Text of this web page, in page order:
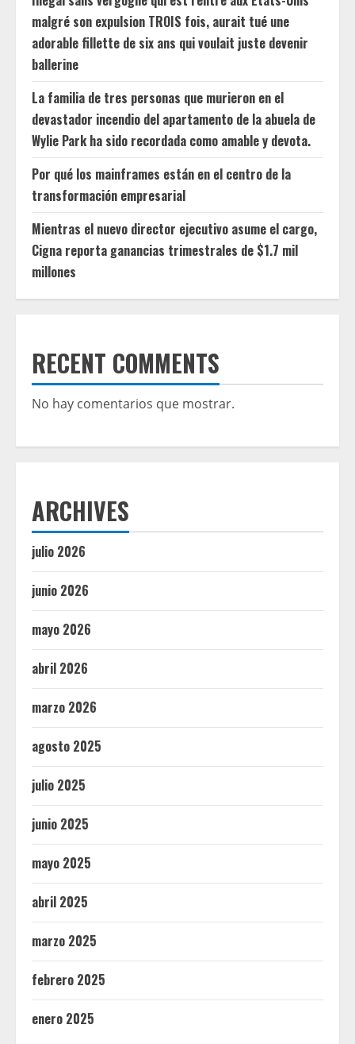
malgré son expulsion TROIS fois, aurait tué une
adorable fillette de six ans qui voulait juste devenir
ballerine
La familia de tres personas que murieron en el
devastador incendio del apartamento de la abuela de
Wylie Park ha sido recordada como amable y devota.
Por qué los mainframes están en el centro de la
transformación empresarial
Mientras el nuevo director ejecutivo asume el cargo,
Cigna reporta ganancias trimestrales de $1.7 mil
millones
RECENT COMMENTS
No hay comentarios que mostrar.
ARCHIVES
julio 2026
junio 2026
mayo 2026
abril 2026
marzo 2026
agosto 2025
julio 2025
junio 2025
mayo 2025
abril 2025
marzo 2025
febrero 2025
enero 2025